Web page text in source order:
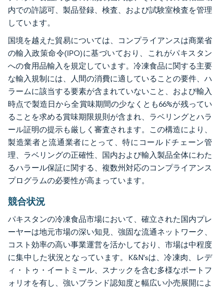
内での許認可、製品登録、検査、および試験室検査を管理
しています。
国境を越えた貿易については、コンプライアンスは商業省
の輸入政策命令(IPO)に基づいており、これがパキスタン
への食用品輸入を規定しています。冷凍食品に関する主要
な輸入規制には、人間の消費に適していることの要件、ハ
ラームに該当する要素が含まれていないこと、および輸入
時点で製造日から全賞味期間の少なくとも66%が残ってい
ることを求める賞味期限規則が含まれ、ラベリングとハラ
ール証明の提示も厳しく審査されます。この構造により、
製造業者と流通業者にとって、特にコールドチェーン管
理、ラベリングの正確性、国内および輸入製品全体にわた
るハラール保証に関する、複数州対応のコンプライアンス
プログラムの必要性が高まっています。
競合状況
パキスタンの冷凍食品市場において、確立された国内プレ
ーヤーは地元市場の深い知見、強固な流通ネットワーク、
コスト効率の高い事業運営を活かしており、市場は中程度
に集中した状況となっています。K&N'sは、冷凍肉、レデ
ィ・トゥ・イートミール、スナックを含む多様なポートフ
ォリオを有し、強いブランド認知度と幅広い小売展開によ